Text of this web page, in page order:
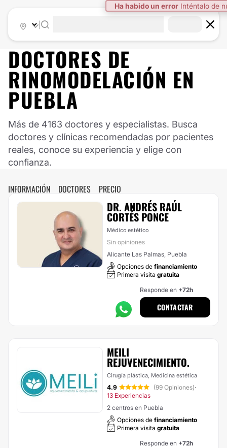
DOCTORES DE
RINOMODELACIÓN EN
PUEBLA
Más de 4163 doctores y especialistas. Busca
doctores y clínicas recomendadas por pacientes
reales, conoce su experiencia y elige con
confianza.
INFORMACIÓN DOCTORES PRECIO
DR. ANDRÉS RAÚL
CORTÉS PONCE
Médico estético
Sin opiniones
Alicante Las Palmas, Puebla
Opciones de financiamiento
Primera visita gratuita
Responde en +72h
CONTACTAR
MEILI
REJUVENECIMIENTO.
Cirugía plástica, Medicina estética
4.9 (99 Opiniones)·
13 Experiencias
2 centros en Puebla
Opciones de financiamiento
Primera visita gratuita
Responde en +72h